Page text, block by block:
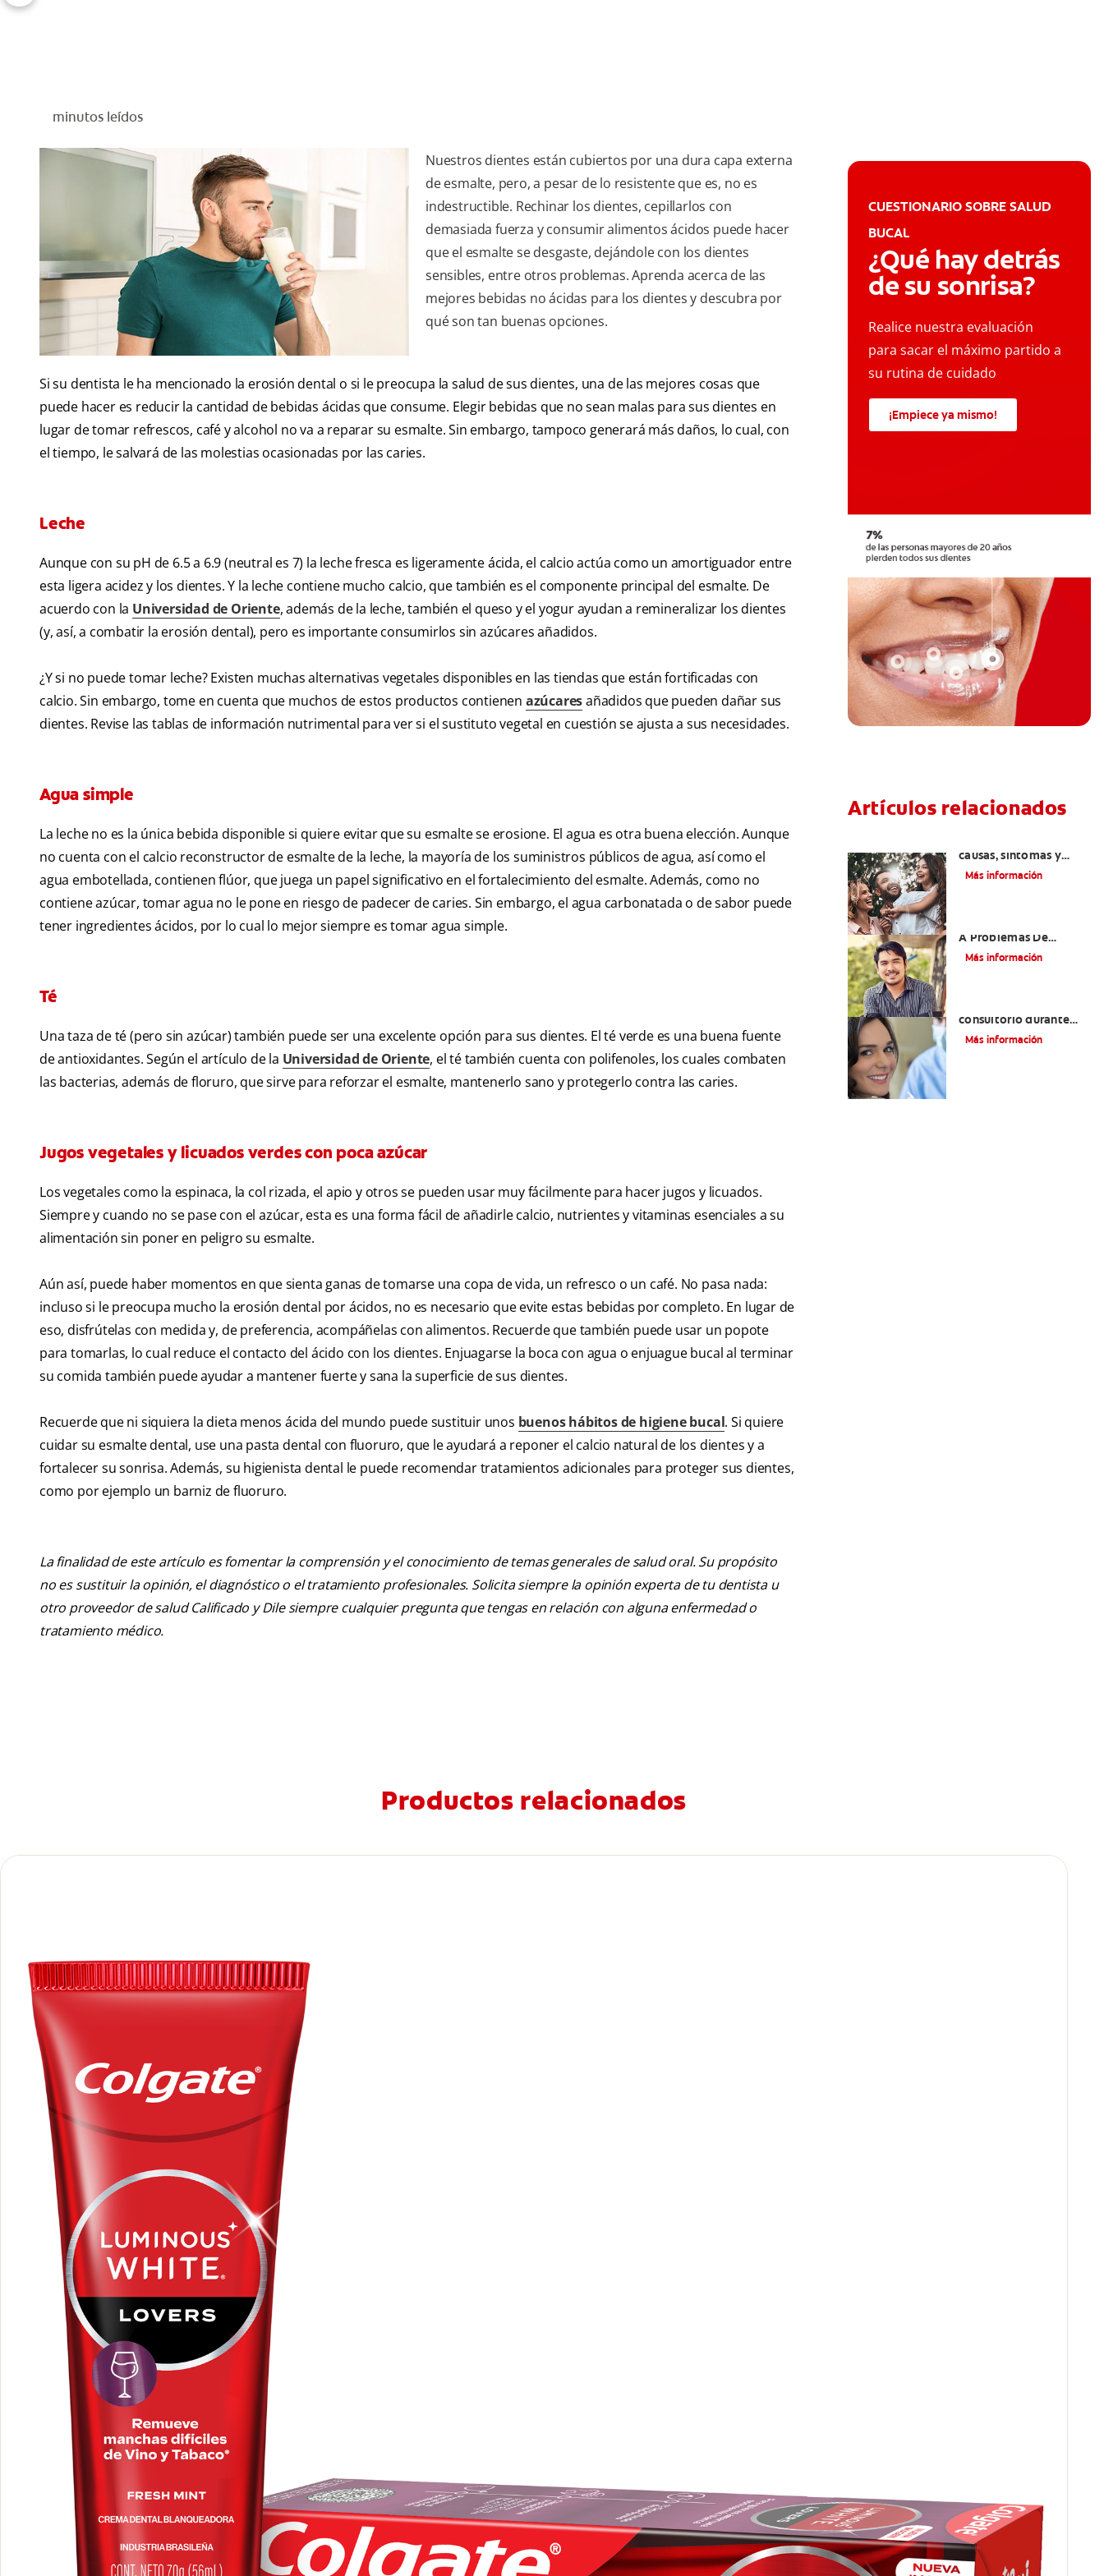
minutos leídos
Nuestros dientes están cubiertos por una dura capa externa
de esmalte, pero, a pesar de lo resistente que es, no es
indestructible. Rechinar los dientes, cepillarlos con
demasiada fuerza y consumir alimentos ácidos puede hacer
que el esmalte se desgaste, dejándole con los dientes
sensibles, entre otros problemas. Aprenda acerca de las
mejores bebidas no ácidas para los dientes y descubra por
qué son tan buenas opciones.
Si su dentista le ha mencionado la erosión dental o si le preocupa la salud de sus dientes, una de las mejores cosas que
puede hacer es reducir la cantidad de bebidas ácidas que consume. Elegir bebidas que no sean malas para sus dientes en
lugar de tomar refrescos, café y alcohol no va a reparar su esmalte. Sin embargo, tampoco generará más daños, lo cual, con
el tiempo, le salvará de las molestias ocasionadas por las caries.
Leche
Aunque con su pH de 6.5 a 6.9 (neutral es 7) la leche fresca es ligeramente ácida, el calcio actúa como un amortiguador entre
esta ligera acidez y los dientes. Y la leche contiene mucho calcio, que también es el componente principal del esmalte. De
acuerdo con la Universidad de Oriente, además de la leche, también el queso y el yogur ayudan a remineralizar los dientes
(y, así, a combatir la erosión dental), pero es importante consumirlos sin azúcares añadidos.
¿Y si no puede tomar leche? Existen muchas alternativas vegetales disponibles en las tiendas que están fortificadas con
calcio. Sin embargo, tome en cuenta que muchos de estos productos contienen azúcaresañadidos que pueden dañar sus
dientes. Revise las tablas de información nutrimental para ver si el sustituto vegetal en cuestión se ajusta a sus necesidades.
Agua simple
La leche no es la única bebida disponible si quiere evitar que su esmalte se erosione. El agua es otra buena elección. Aunque
no cuenta con el calcio reconstructor de esmalte de la leche, la mayoría de los suministros públicos de agua, así como el
agua embotellada, contienen flúor, que juega un papel significativo en el fortalecimiento del esmalte. Además, como no
contiene azúcar, tomar agua no le pone en riesgo de padecer de caries. Sin embargo, el agua carbonatada o de sabor puede
tener ingredientes ácidos, por lo cual lo mejor siempre es tomar agua simple.
Té
Una taza de té (pero sin azúcar) también puede ser una excelente opción para sus dientes. El té verde es una buena fuente
de antioxidantes. Según el artículo de la Universidad de Oriente, el té también cuenta con polifenoles, los cuales combaten
las bacterias, además de floruro, que sirve para reforzar el esmalte, mantenerlo sano y protegerlo contra las caries.
Jugos vegetales y licuados verdes con poca azúcar
Los vegetales como la espinaca, la col rizada, el apio y otros se pueden usar muy fácilmente para hacer jugos y licuados.
Siempre y cuando no se pase con el azúcar, esta es una forma fácil de añadirle calcio, nutrientes y vitaminas esenciales a su
alimentación sin poner en peligro su esmalte.
Aún así, puede haber momentos en que sienta ganas de tomarse una copa de vida, un refresco o un café. No pasa nada:
incluso si le preocupa mucho la erosión dental por ácidos, no es necesario que evite estas bebidas por completo. En lugar de
eso, disfrútelas con medida y, de preferencia, acompáñelas con alimentos. Recuerde que también puede usar un popote
para tomarlas, lo cual reduce el contacto del ácido con los dientes. Enjuagarse la boca con agua o enjuague bucal al terminar
su comida también puede ayudar a mantener fuerte y sana la superficie de sus dientes.
Recuerde que ni siquiera la dieta menos ácida del mundo puede sustituir unos buenos hábitos de higiene bucal. Si quiere
cuidar su esmalte dental, use una pasta dental con fluoruro, que le ayudará a reponer el calcio natural de los dientes y a
fortalecer su sonrisa. Además, su higienista dental le puede recomendar tratamientos adicionales para proteger sus dientes,
como por ejemplo un barniz de fluoruro.
La finalidad de este artículo es fomentar la comprensión y el conocimiento de temas generales de salud oral. Su propósito
no es sustituir la opinión, el diagnóstico o el tratamiento profesionales. Solicita siempre la opinión experta de tu dentista u
otro proveedor de salud Calificado y Dile siempre cualquier pregunta que tengas en relación con alguna enfermedad o
tratamiento médico.
CUESTIONARIO SOBRE SALUD
BUCAL
¿Qué hay detrás
de su sonrisa?
Realice nuestra evaluación
para sacar el máximo partido a
su rutina de cuidado
¡Empiece ya mismo!
Artículos relacionados
causas, síntomas y
cuidados
Más información
A Problemas De
Estómago
Más información
consultorio durante
una cita de profilaxis
Más información
Productos relacionados